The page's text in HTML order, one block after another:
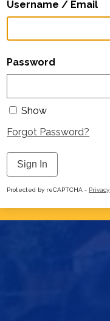
Homepage
Username / Email
Password
Show
Forgot Password?
Sign In
Protected by reCAPTCHA - Privacy